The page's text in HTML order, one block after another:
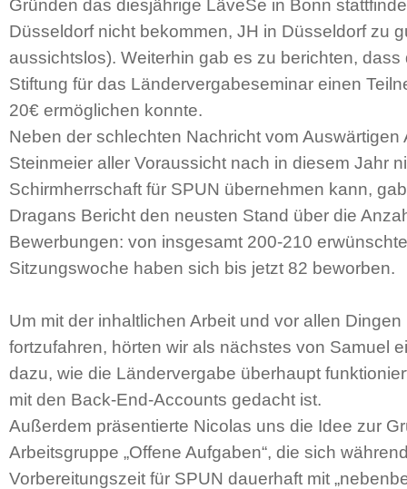
Gründen das diesjährige LäveSe in Bonn
Düsseldorf nicht bekommen, JH in Düsseldorf zu
aussichtslos). Weiterhin gab es zu berichten, dass
Stiftung für das Ländervergabeseminar einen
20€ ermöglichen konnte.
Neben der schlechten Nachricht vom Auswärtigen
Steinmeier aller Voraussicht nach in diesem Jahr
Schirmherrschaft für SPUN übernehmen kann,
Dragans Bericht den neusten Stand über die
Bewerbungen: von insgesamt 200-210
Sitzungswoche haben sich bis jetzt 82 beworben.
Um mit der inhaltlichen Arbeit und vor allen
fortzufahren, hörten wir als nächstes von Samuel
dazu, wie die Ländervergabe überhaupt
mit den Back-End-Accounts gedacht ist.
Außerdem präsentierte Nicolas uns die Idee zur
Arbeitsgruppe „Offene Aufgaben“, die sich
Vorbereitungszeit für SPUN dauerhaft mit